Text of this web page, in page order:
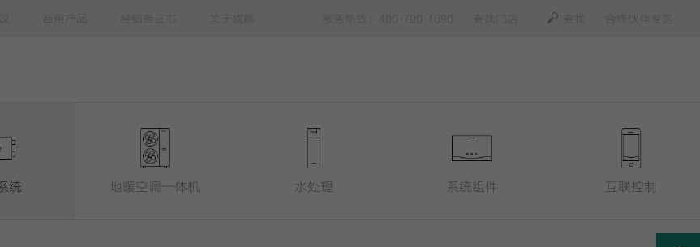
商用产品 经销商证书 关于威能 服务热线：400-700-1890 查找门店 查找 合作伙伴专区
统 地暖空调一体机 水处理 系统组件 互联控制